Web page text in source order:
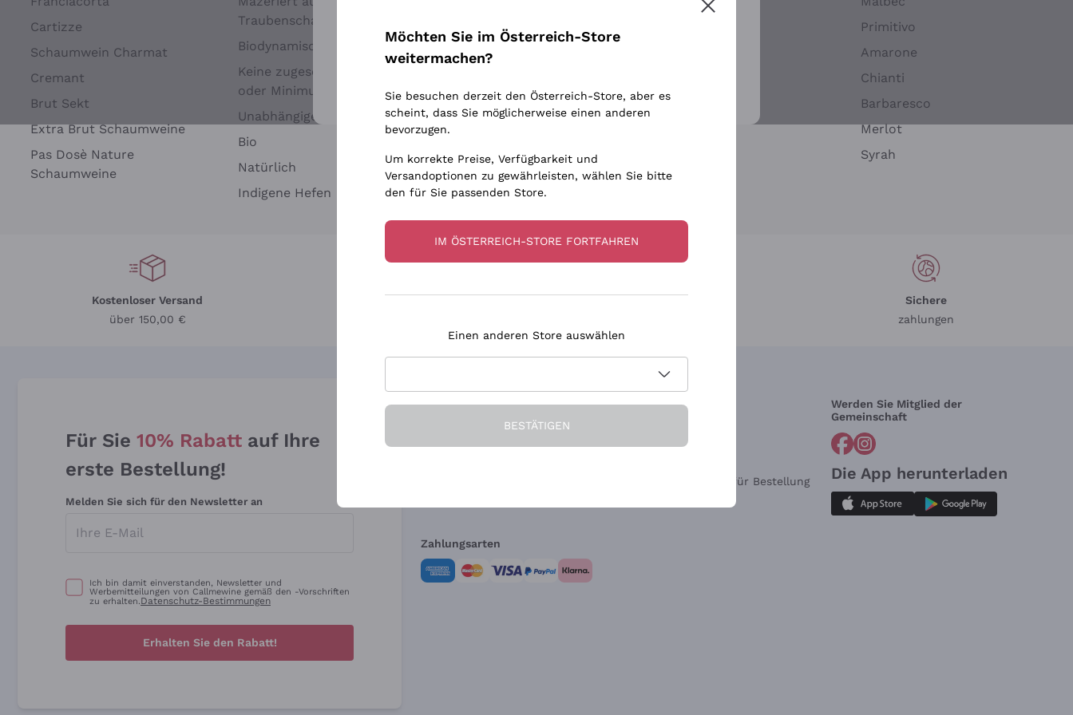
Cartizze
Schaumwein Charmat
Cremant
Brut Sekt
Extra Brut Schaumweine
Pas Dosè Nature
Schaumweine
Traubenschalen
Biodynamisch
Keine zugesetzten Sulfite
oder Minimum
Unabhängige Weinbauern
Bio
Natürlich
Indigene Hefen
Occhipinti Arianna
Biondi Santi
Argiolas
Zenato
Ca' dei Frati
Chardonnay
Primitivo
Amarone
Chianti
Barbaresco
Merlot
Syrah
Kostenloser Versand
über 150,00 €
Sichere
zahlungen
Für Sie 10% Rabatt auf Ihre
erste Bestellung!
Melden Sie sich für den Newsletter an
Ich bin damit einverstanden, Newsletter und
Werbemitteilungen von Callmewine gemäß den -Vorschriften
zu erhalten.Datenschutz-Bestimmungen
Erhalten Sie den Rabatt!
Die Firma Brauchen Sie Hilfe?
Widerrufsformular für Bestellung
Werden Sie Mitglied der
Gemeinschaft
Die App herunterladen
Zahlungsarten
Weitere Informationen finden Sie in unserem Datenschutz-Bestimmungen
Möchten Sie im Österreich-Store
weitermachen?
Sie besuchen derzeit den Österreich-Store, aber es
scheint, dass Sie möglicherweise einen anderen
bevorzugen.
Um korrekte Preise, Verfügbarkeit und
Versandoptionen zu gewährleisten, wählen Sie bitte
den für Sie passenden Store.
IM ÖSTERREICH-STORE FORTFAHREN
Einen anderen Store auswählen
BESTÄTIGEN